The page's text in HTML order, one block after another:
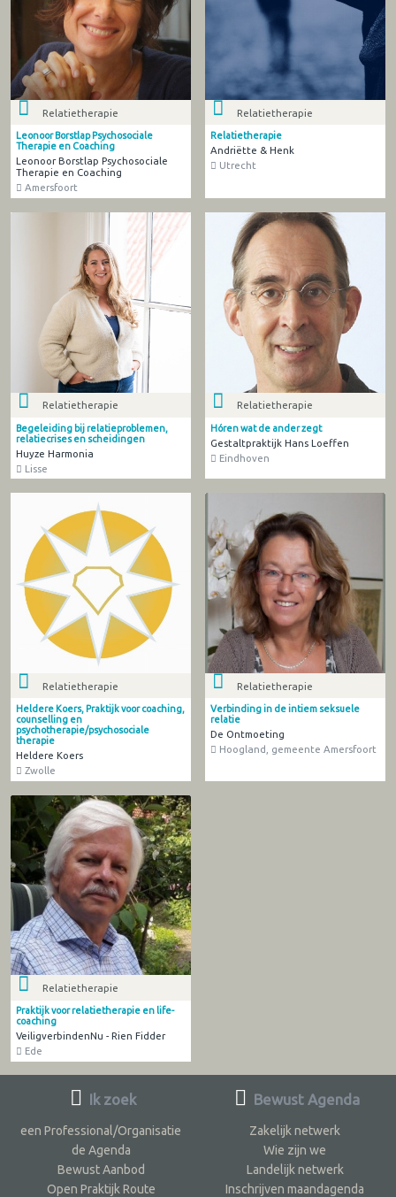
Relatietherapie
Leonoor Borstlap Psychosociale
Therapie en Coaching
Leonoor Borstlap Psychosociale
Therapie en Coaching
Amersfoort
Relatietherapie
Relatietherapie
Andriëtte & Henk
Utrecht
Relatietherapie
Begeleiding bij relatieproblemen,
relatiecrises en scheidingen
Huyze Harmonia
Lisse
Relatietherapie
Hóren wat de ander zegt
Gestaltpraktijk Hans Loeffen
Eindhoven
Relatietherapie
Heldere Koers, Praktijk voor coaching,
counselling en
psychotherapie/psychosociale
therapie
Heldere Koers
Zwolle
Relatietherapie
Verbinding in de intiem seksuele
relatie
De Ontmoeting
Hoogland, gemeente Amersfoort
Relatietherapie
Praktijk voor relatietherapie en life-
coaching
VeiligverbindenNu - Rien Fidder
Ede
Ik zoek
een Professional/Organisatie
de Agenda
Bewust Aanbod
Open Praktijk Route
Bewust Agenda
Zakelijk netwerk
Wie zijn we
Landelijk netwerk
Inschrijven maandagenda